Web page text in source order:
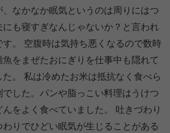
なかなか眠気というのは周りにはつ
も寝すぎなんじゃないか？と言われ
。 空腹時は気持ち悪くなるので数時
をまぜたおにぎりを仕事中も隠れて
。 私は冷めたお米は抵抗なく食べら
した。パンや脂っこい料理はうけつ
をよく食べていました。 吐きづわり
りでひどい眠気が生じることがある